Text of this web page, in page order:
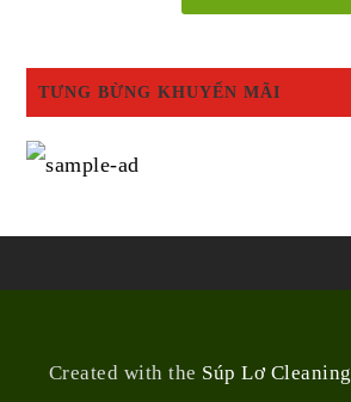
TƯNG BỪNG KHUYẾN MÃI
Created with the Súp Lơ Cleaning